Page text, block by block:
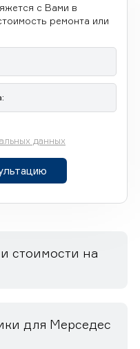
с Вами в
ремонта или
данных
стоимости на
для Мерседес